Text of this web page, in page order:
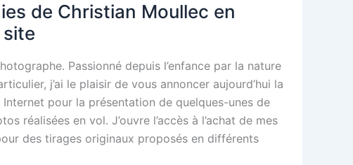
de Christian Moullec en
Passionné depuis l’enfance par la nature
j’ai le plaisir de vous annoncer aujourd’hui la
Internet pour la présentation de quelques-unes de
réalisées en vol. J’ouvre l’accès à l’achat de mes
des tirages originaux proposés en différents